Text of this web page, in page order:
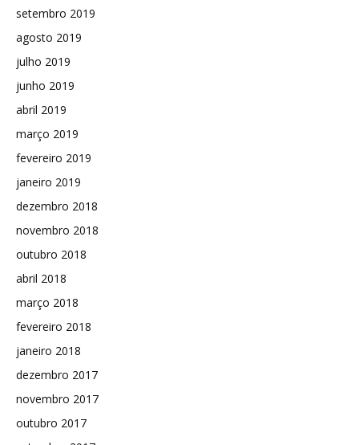
setembro 2019
agosto 2019
julho 2019
junho 2019
abril 2019
março 2019
fevereiro 2019
janeiro 2019
dezembro 2018
novembro 2018
outubro 2018
abril 2018
março 2018
fevereiro 2018
janeiro 2018
dezembro 2017
novembro 2017
outubro 2017